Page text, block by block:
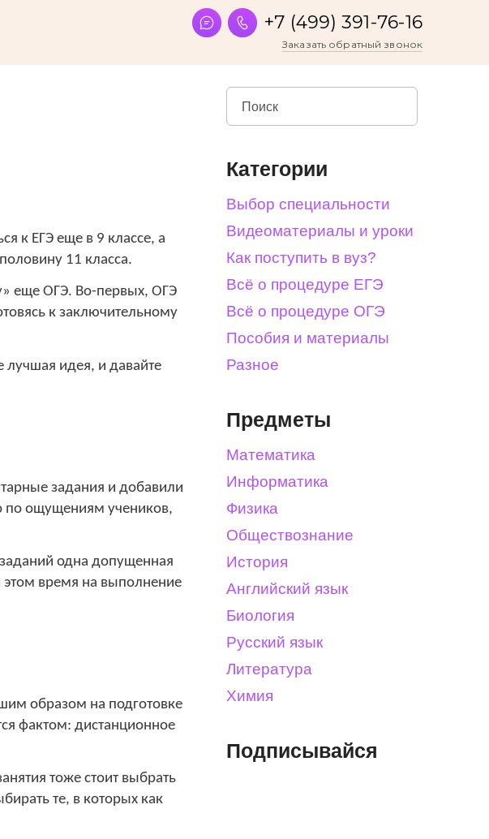
+7 (499) 391-76-16
Заказать обратный звонок
к ЕГЭ еще в 9 классе, а
11 класса.
еще ОГЭ. Во-первых, ОГЭ
к заключительному
лучшая идея, и давайте
задания и добавили
по ощущениям учеников,
одна допущенная
этом время на выполнение
образом на подготовке
фактом: дистанционное
тоже стоит выбрать
те, в которых как
Категории
Выбор специальности
Видеоматериалы и уроки
Как поступить в вуз?
Всё о процедуре ЕГЭ
Всё о процедуре ОГЭ
Пособия и материалы
Разное
Предметы
Математика
Информатика
Физика
Обществознание
История
Английский язык
Биология
Русский язык
Литература
Химия
Подписывайся